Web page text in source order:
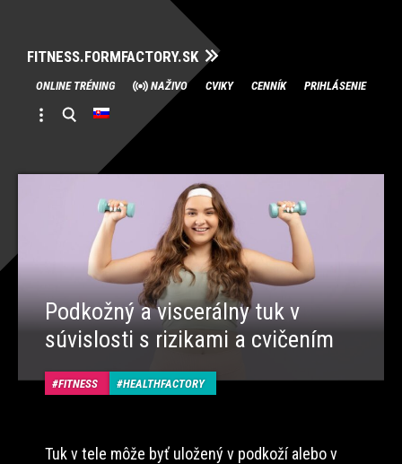
FITNESS.FORMFACTORY.SK
Skip
to
content
ONLINE TRÉNING NAŽIVO CVIKY CENNÍK PRIHLÁSENIE
Podkožný a viscerálny tuk v
súvislosti s rizikami a cvičením
FITNESS HEALTHFACTORY
Tuk v tele môže byť uložený v podkoží alebo v